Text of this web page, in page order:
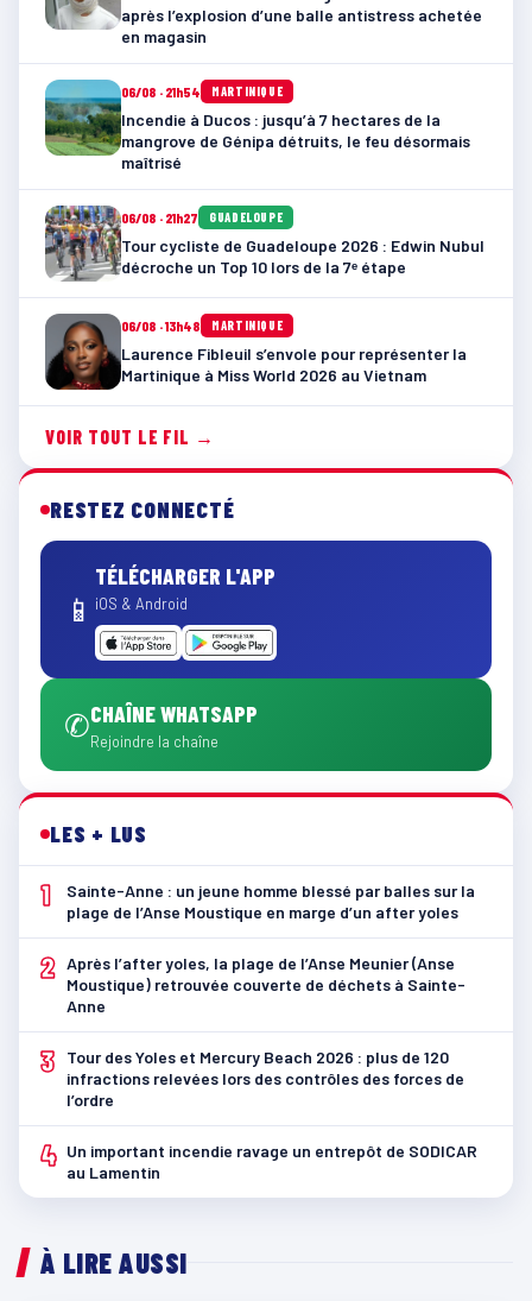
après l’explosion d’une balle antistress achetée
en magasin
06/08 · 21h54 MARTINIQUE
Incendie à Ducos : jusqu’à 7 hectares de la
mangrove de Génipa détruits, le feu désormais
maîtrisé
06/08 · 21h27 GUADELOUPE
Tour cycliste de Guadeloupe 2026 : Edwin Nubul
décroche un Top 10 lors de la 7ᵉ étape
06/08 · 13h48 MARTINIQUE
Laurence Fibleuil s’envole pour représenter la
Martinique à Miss World 2026 au Vietnam
VOIR TOUT LE FIL →
RESTEZ CONNECTÉ
📱
TÉLÉCHARGER L'APP
iOS & Android
✆CHAÎNE WHATSAPP
Rejoindre la chaîne
LES + LUS
1
Sainte-Anne : un jeune homme blessé par balles sur la
plage de l’Anse Moustique en marge d’un after yoles
2 Après l’after yoles, la plage de l’Anse Meunier (Anse
Moustique) retrouvée couverte de déchets à Sainte-
Anne
3
Tour des Yoles et Mercury Beach 2026 : plus de 120
infractions relevées lors des contrôles des forces de
l’ordre
4 Un important incendie ravage un entrepôt de SODICAR
au Lamentin
À LIRE AUSSI